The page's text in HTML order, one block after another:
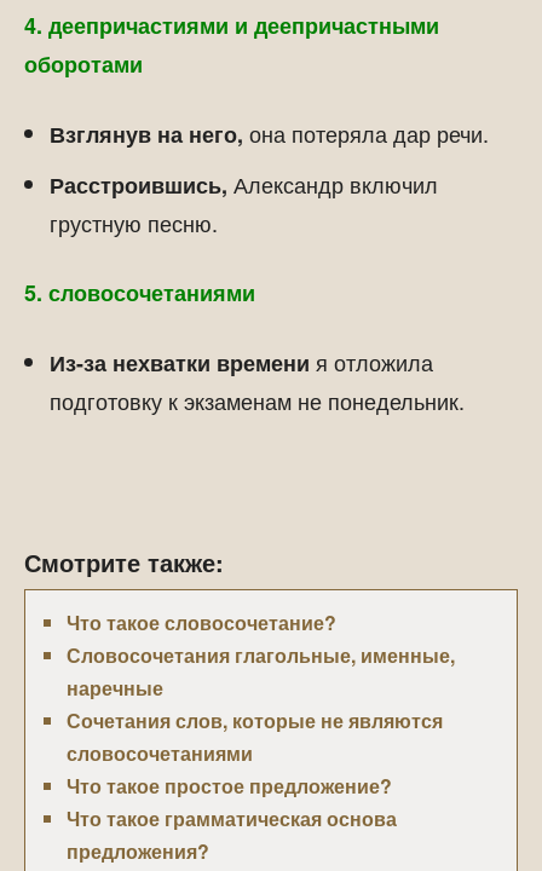
4. деепричастиями и деепричастными
оборотами
Взглянув на него, она потеряла дар речи.
Расстроившись, Александр включил
грустную песню.
5. словосочетаниями
Из-за нехватки времени я отложила
подготовку к экзаменам не понедельник.
Смотрите также:
Что такое словосочетание?
Словосочетания глагольные, именные,
наречные
Сочетания слов, которые не являются
словосочетаниями
Что такое простое предложение?
Что такое грамматическая основа
предложения?